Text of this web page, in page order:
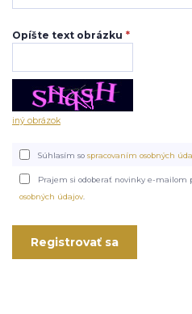
Opíšte text obrázku *
iný obrázok
Súhlasím so spracovaním osobných
Prajem si odoberať novinky e-mailom
osobných údajov.
Registrovať sa